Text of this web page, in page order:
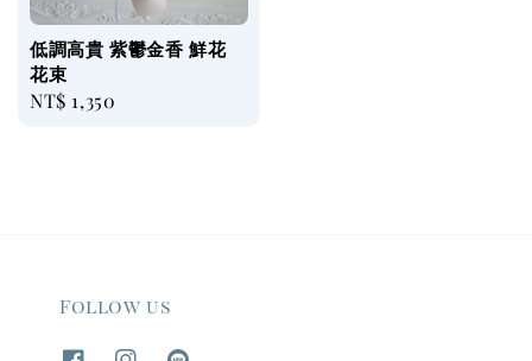
低調高貴 紫鬱金香 鮮花
花束
Regular
NT$ 1,350
Follow us